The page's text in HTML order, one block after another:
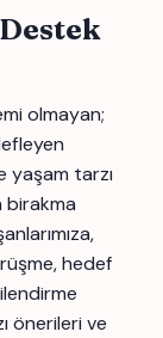
olmayan;
yaşam tarzı
birakma
hedef
önerileri ve